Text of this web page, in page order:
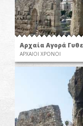
Αρχαία Αγορά
ΑΡΧΑΙΟΙ ΧΡΟΝΟΙ